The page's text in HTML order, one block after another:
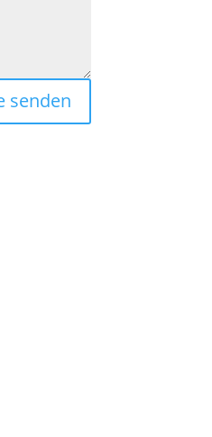
senden